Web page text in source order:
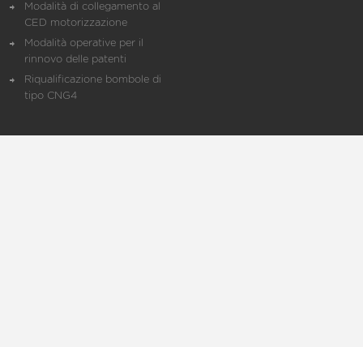
Modalità di collegamento al
CED motorizzazione
Modalità operative per il
rinnovo delle patenti
Riqualificazione bombole di
tipo CNG4